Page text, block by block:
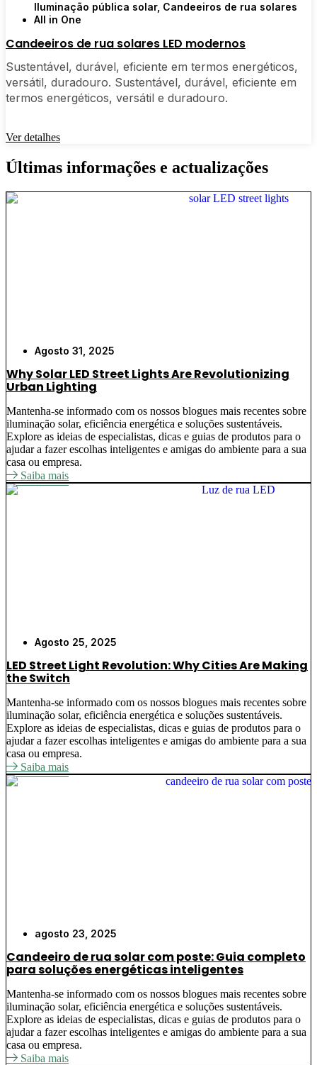
Iluminação pública solar, Candeeiros de rua solares
All in One
Candeeiros de rua solares LED modernos
Sustentável, durável, eficiente em termos energéticos,
versátil, duradouro. Sustentável, durável, eficiente em
termos energéticos, versátil e duradouro.
Ver detalhes
Últimas informações e actualizações
Agosto 31, 2025
Why Solar LED Street Lights Are Revolutionizing
Urban Lighting
Mantenha-se informado com os nossos blogues mais recentes sobre
iluminação solar, eficiência energética e soluções sustentáveis.
Explore as ideias de especialistas, dicas e guias de produtos para o
ajudar a fazer escolhas inteligentes e amigas do ambiente para a sua
casa ou empresa.
Saiba mais
Agosto 25, 2025
LED Street Light Revolution: Why Cities Are Making
the Switch
Mantenha-se informado com os nossos blogues mais recentes sobre
iluminação solar, eficiência energética e soluções sustentáveis.
Explore as ideias de especialistas, dicas e guias de produtos para o
ajudar a fazer escolhas inteligentes e amigas do ambiente para a sua
casa ou empresa.
Saiba mais
agosto 23, 2025
Candeeiro de rua solar com poste: Guia completo
para soluções energéticas inteligentes
Mantenha-se informado com os nossos blogues mais recentes sobre
iluminação solar, eficiência energética e soluções sustentáveis.
Explore as ideias de especialistas, dicas e guias de produtos para o
ajudar a fazer escolhas inteligentes e amigas do ambiente para a sua
casa ou empresa.
Saiba mais